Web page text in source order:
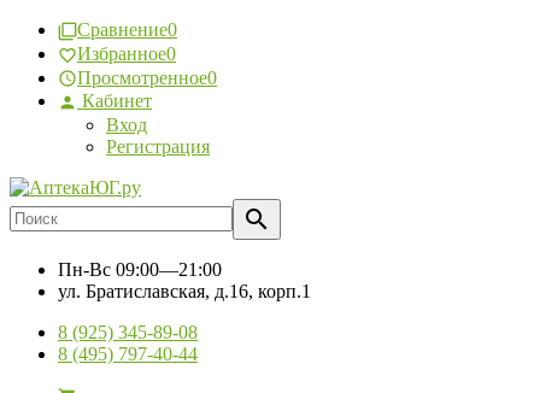
Сравнение0
Избранное0
Просмотренное0
Кабинет
Вход
Регистрация
Пн-Вс 09:00—21:00
ул. Братиславская, д.16, корп.1
8 (925) 345-89-08
8 (495) 797-40-44